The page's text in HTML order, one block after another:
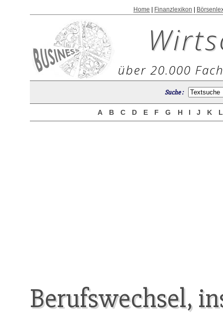
Home Finanzlexikon
über 20.000
Suche :
A B C D E F G H I J K
Berufswechsel,